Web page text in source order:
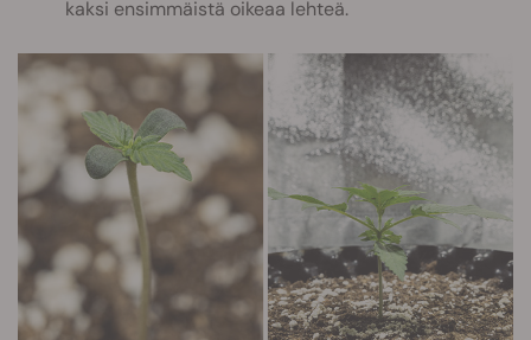
kaksi ensimmäistä oikeaa lehteä.